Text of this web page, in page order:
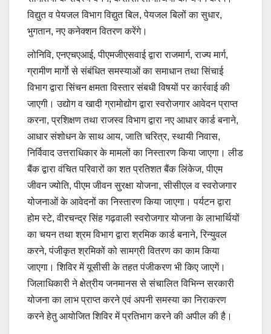
विद्युत व पेयजल विभाग विद्युत बिल, पेयजल बिलों का सुधार,
भुगतान, नए कनेक्शन वितरण करेंगे।
लोनिवि, एनएचएआई, पीएमजीएसवाई द्वारा राजमार्ग, राज्य मार्ग,
ग्रामीण मार्गाे से संबंधित समस्याओं का समाधान तथा सिंचाई
विभाग द्वारा सिंचन क्षमता विस्तार संबधी विषयों पर कार्रवाई की
जाएगी। उद्योग व खादी ग्रामोद्योग द्वारा स्वरोजगार आवेदन प्राप्त
करना, प्रशिक्षण तथा राजस्व विभाग द्वारा नए आधार कार्ड बनाने,
आधार संशोधन के साथ आय, जाति चरित्र, स्थायी निवास,
निर्विवाद उत्तराधिकार के मामलों का निस्तारण किया जाएगा। लीड
बैंक द्वारा वंचित परिवारों का शत प्रतिशत बैंक लिंकेज, पीएम
जीवन ज्योति, पीएम जीवन सुरक्षा योजना, सीसीएल व स्वरोजगार
योजनाओं के आवेदनों का निस्तारण किया जाएगा। पर्यटन द्वारा
होम स्टे, वीरचन्द्र सिंह गढ़वाली स्वरोजगार योजना के लाभार्थियों
का चयन तथा श्रम विभाग द्वारा श्रमिक कार्ड बनाने, रिन्युवल
करने, पंजीकृत श्रमिकों को सामग्री वितरण का काम किया
जाएगा। शिविर में यूसीसी के तहत पंजीकरण भी किए जाएगें।
जिलाधिकारी ने क्षेत्रीय जनमानस से संचालित विभिन्न सरकारी
योजना का लाभ प्राप्त करने एवं अपनी समस्या का निराकरण
करने हेतु आयोजित शिविर में प्रतिभाग करने की अपील की है।